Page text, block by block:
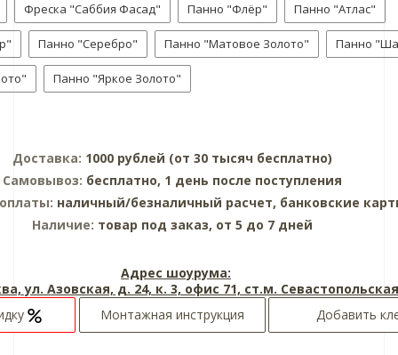
Фреска "Саббия Фасад" Панно "Флёр" Панно "Атлас"
Панно "Серебро" Панно "Матовое Золото" Панно
Панно "Яркое Золото"
Доставка: 1000 рублей (от 30 тысяч бесплатно)
Самовывоз: бесплатно, 1 день после поступления
наличный/безналичный расчет, банковские
Наличие: товар под заказ, от 5 до 7 дней
Адрес шоурума:
ул. Азовская, д. 24, к. 3, офис 71, ст.м. Севастопольская
Монтажная инструкция Добавить